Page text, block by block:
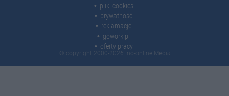
pliki cookies
prywatność
reklamacje
gowork.pl
oferty pracy
© copyright 2000-2026 Ino-online Media